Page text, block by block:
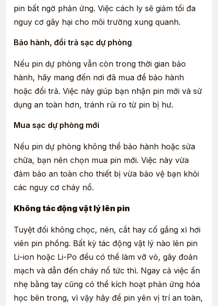
pin bất ngờ phản ứng. Việc cách ly sẽ giảm tối đa
nguy cơ gây hại cho môi trường xung quanh.
Bảo hành, đổi trả sạc dự phòng
Nếu pin dự phòng vẫn còn trong thời gian bảo
hành, hãy mang đến nơi đã mua để bảo hành
hoặc đổi trả. Việc này giúp bạn nhận pin mới và sử
dụng an toàn hơn, tránh rủi ro từ pin bị hư.
Mua sạc dự phòng mới
Nếu pin dự phòng không thể bảo hành hoặc sửa
chữa, bạn nên chọn mua pin mới. Việc này vừa
đảm bảo an toàn cho thiết bị vừa bảo vệ bạn khỏi
các nguy cơ cháy nổ.
Không tác động vật lý lên pin
Tuyệt đối không chọc, nén, cắt hay cố gắng xì hơi
viên pin phồng. Bất kỳ tác động vật lý nào lên pin
Li-ion hoặc Li-Po đều có thể làm vỡ vỏ, gây đoản
mạch và dẫn đến cháy nổ tức thì. Ngay cả việc ấn
nhẹ bằng tay cũng có thể kích hoạt phản ứng hóa
học bên trong, vì vậy hãy để pin yên vị trí an toàn,